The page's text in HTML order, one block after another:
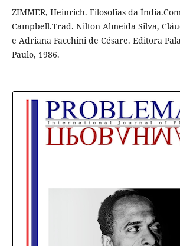
ZIMMER, Heinrich. Filosofias da
Campbell.Trad. Nilton Almeida Silva,
e Adriana Facchini de Césare. Editora
Paulo, 1986.